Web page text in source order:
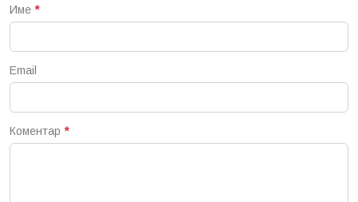
Име *
Email
Коментар *